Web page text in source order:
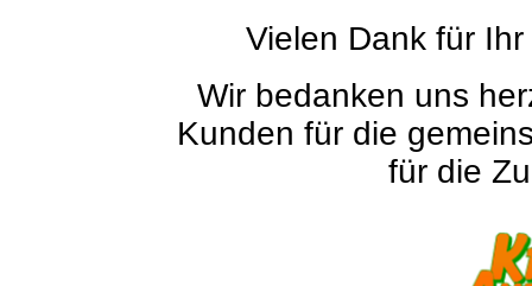
Vielen Dank für
Wir bedanken uns
Kunden für die
für die